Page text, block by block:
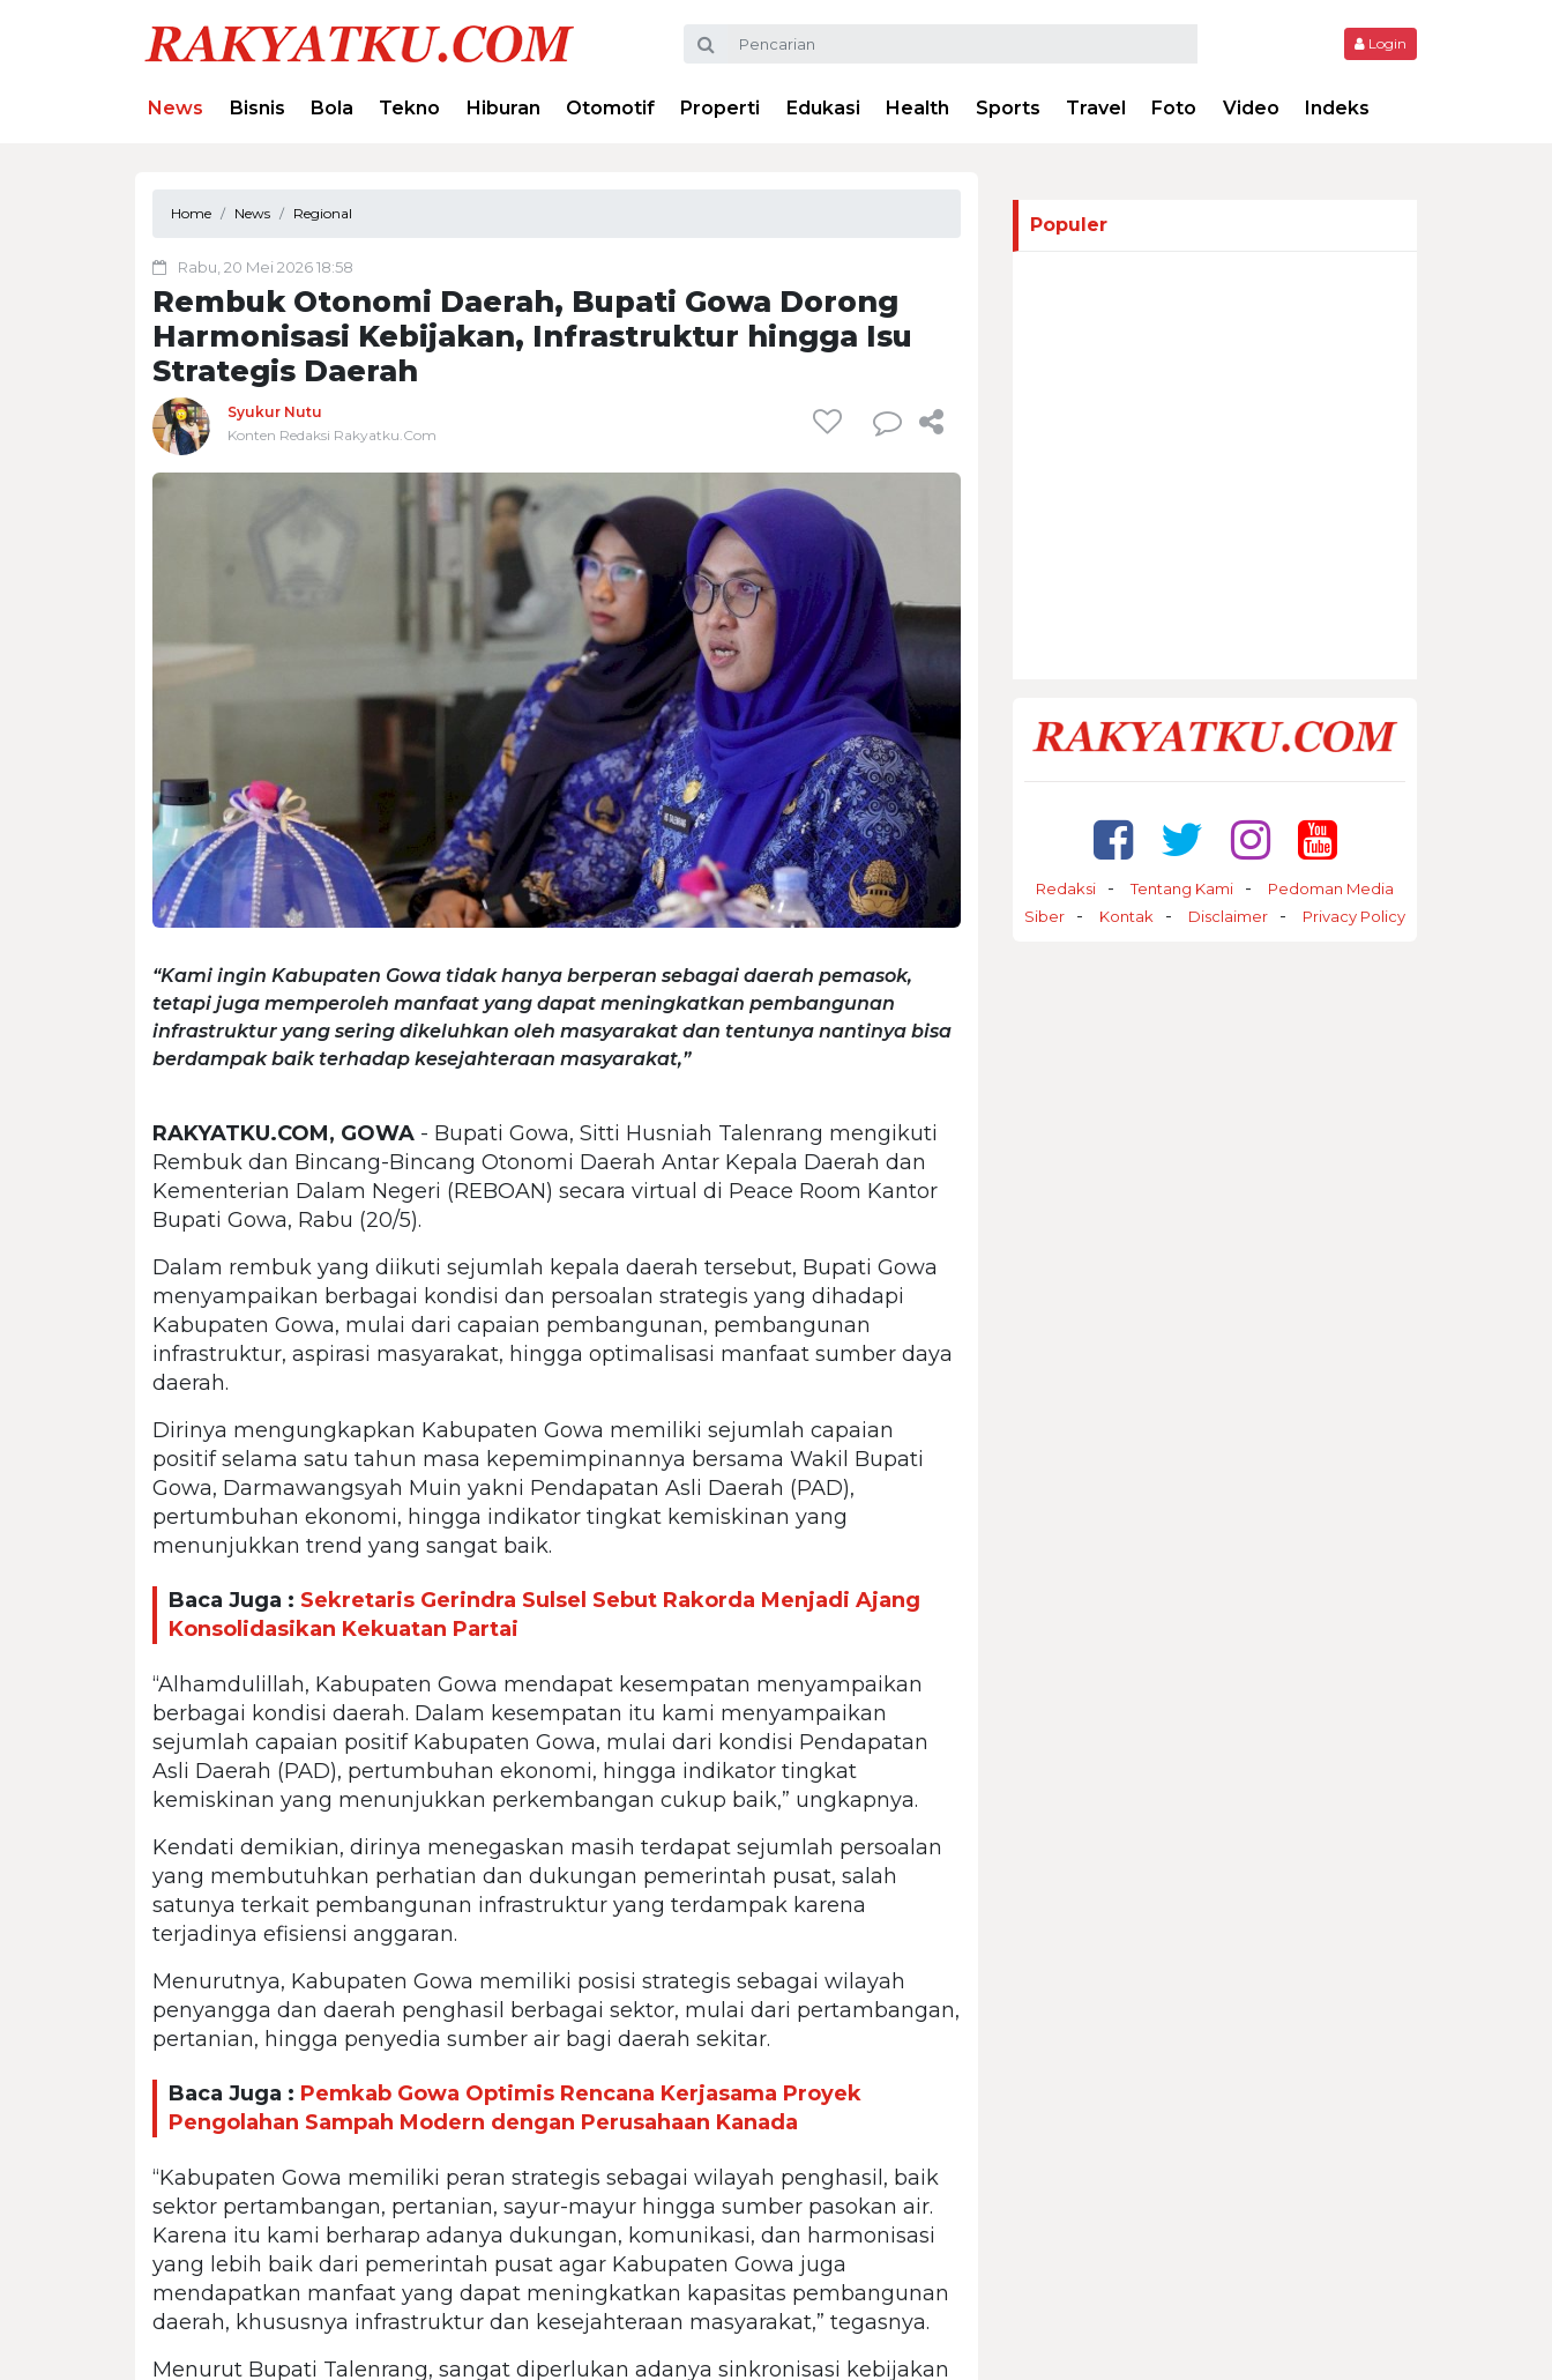
Login
News Bisnis Bola Tekno Hiburan Otomotif Properti Edukasi Health Sports Travel Foto Video Indeks
Home News Regional
Rabu, 20 Mei 2026 18:58
Rembuk Otonomi Daerah, Bupati Gowa Dorong
Harmonisasi Kebijakan, Infrastruktur hingga Isu
Strategis Daerah
Syukur Nutu
Konten Redaksi Rakyatku.Com
“Kami ingin Kabupaten Gowa tidak hanya berperan sebagai daerah pemasok,
tetapi juga memperoleh manfaat yang dapat meningkatkan pembangunan
infrastruktur yang sering dikeluhkan oleh masyarakat dan tentunya nantinya bisa
berdampak baik terhadap kesejahteraan masyarakat,”
RAKYATKU.COM, GOWA - Bupati Gowa, Sitti Husniah Talenrang mengikuti
Rembuk dan Bincang-Bincang Otonomi Daerah Antar Kepala Daerah dan
Kementerian Dalam Negeri (REBOAN) secara virtual di Peace Room Kantor
Bupati Gowa, Rabu (20/5).
Dalam rembuk yang diikuti sejumlah kepala daerah tersebut, Bupati Gowa
menyampaikan berbagai kondisi dan persoalan strategis yang dihadapi
Kabupaten Gowa, mulai dari capaian pembangunan, pembangunan
infrastruktur, aspirasi masyarakat, hingga optimalisasi manfaat sumber daya
daerah.
Dirinya mengungkapkan Kabupaten Gowa memiliki sejumlah capaian
positif selama satu tahun masa kepemimpinannya bersama Wakil Bupati
Gowa, Darmawangsyah Muin yakni Pendapatan Asli Daerah (PAD),
pertumbuhan ekonomi, hingga indikator tingkat kemiskinan yang
menunjukkan trend yang sangat baik.
Baca Juga : Sekretaris Gerindra Sulsel Sebut Rakorda Menjadi Ajang
Konsolidasikan Kekuatan Partai
“Alhamdulillah, Kabupaten Gowa mendapat kesempatan menyampaikan
berbagai kondisi daerah. Dalam kesempatan itu kami menyampaikan
sejumlah capaian positif Kabupaten Gowa, mulai dari kondisi Pendapatan
Asli Daerah (PAD), pertumbuhan ekonomi, hingga indikator tingkat
kemiskinan yang menunjukkan perkembangan cukup baik,” ungkapnya.
Kendati demikian, dirinya menegaskan masih terdapat sejumlah persoalan
yang membutuhkan perhatian dan dukungan pemerintah pusat, salah
satunya terkait pembangunan infrastruktur yang terdampak karena
terjadinya efisiensi anggaran.
Menurutnya, Kabupaten Gowa memiliki posisi strategis sebagai wilayah
penyangga dan daerah penghasil berbagai sektor, mulai dari pertambangan,
pertanian, hingga penyedia sumber air bagi daerah sekitar.
Baca Juga : Pemkab Gowa Optimis Rencana Kerjasama Proyek
Pengolahan Sampah Modern dengan Perusahaan Kanada
“Kabupaten Gowa memiliki peran strategis sebagai wilayah penghasil, baik
sektor pertambangan, pertanian, sayur-mayur hingga sumber pasokan air.
Karena itu kami berharap adanya dukungan, komunikasi, dan harmonisasi
yang lebih baik dari pemerintah pusat agar Kabupaten Gowa juga
mendapatkan manfaat yang dapat meningkatkan kapasitas pembangunan
daerah, khususnya infrastruktur dan kesejahteraan masyarakat,” tegasnya.
Menurut Bupati Talenrang, sangat diperlukan adanya sinkronisasi kebijakan
Populer
Redaksi Tentang Kami
Pedoman Media
Siber
Kontak Disclaimer Privacy Policy